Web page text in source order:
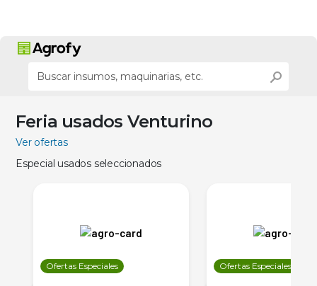
Feria usados Venturino
Ver ofertas
Especial usados seleccionados
Ofertas Especiales Ofertas Especiales